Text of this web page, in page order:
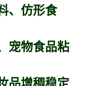
、仿形食
宠物食品粘